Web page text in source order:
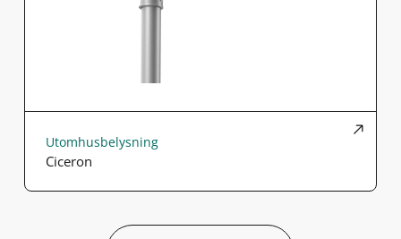
Utomhusbelysning
Ciceron